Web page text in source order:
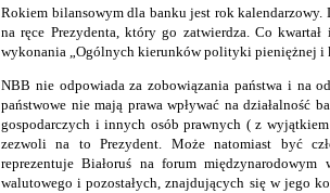
Rokiem bilansowym dla banku jest rok kalendarzowy.
na ręce Prezydenta, który go zatwierdza. Co
wykonania „Ogólnych kierunków polityki pieniężnej i
NBB nie odpowiada za zobowiązania państwa i na
państwowe nie mają prawa wpływać na działalność
gospodarczych i innych osób prawnych ( z
zezwoli na to Prezydent. Może natomiast być
reprezentuje Białoruś na forum
walutowego i pozostałych, znajdujących się w jego